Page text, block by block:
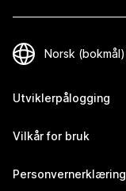
Utviklerpålogging
Vilkår for bruk
Personvernerklæring